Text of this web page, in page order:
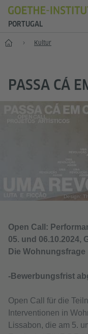
PORTUGAL
Start Kultur
PASSA CÁ
Design:
Open Call:
05. und 06.10.2024,
Die Wohnungsfrage
-Bewerbungsfrist
Open Call für die
Interventionen in
Lissabon, die am 5.